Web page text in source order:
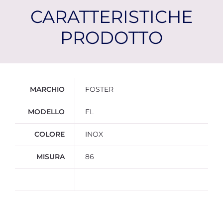
CARATTERISTICHE
PRODOTTO
MARCHIO FOSTER
MODELLO FL
COLORE INOX
MISURA 86